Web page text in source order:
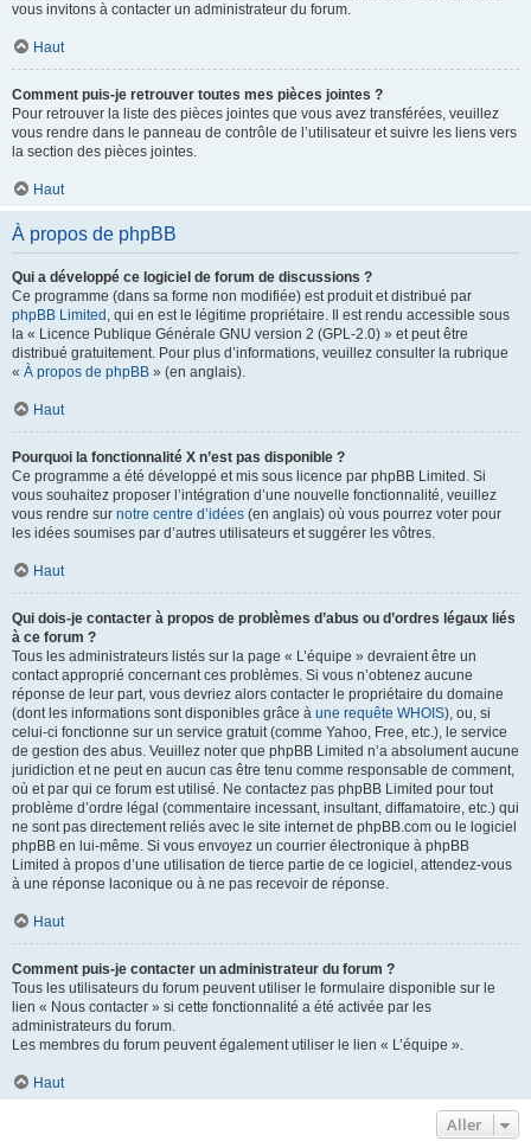
vous invitons à contacter un administrateur du forum.
Haut
Comment puis-je retrouver toutes mes pièces jointes ?
Pour retrouver la liste des pièces jointes que vous avez transférées, veuillez
vous rendre dans le panneau de contrôle de l’utilisateur et suivre les liens vers
la section des pièces jointes.
Haut
À propos de phpBB
Qui a développé ce logiciel de forum de discussions ?
Ce programme (dans sa forme non modifiée) est produit et distribué par
phpBB Limited , qui en est le légitime propriétaire. Il est rendu accessible sous
la « Licence Publique Générale GNU version 2 (GPL-2.0) » et peut être
distribué gratuitement. Pour plus d’informations, veuillez consulter la rubrique
« À propos de phpBB » (en anglais).
Haut
Pourquoi la fonctionnalité X n’est pas disponible ?
Ce programme a été développé et mis sous licence par phpBB Limited. Si
vous souhaitez proposer l’intégration d’une nouvelle fonctionnalité, veuillez
vous rendre sur notre centre d’idées (en anglais) où vous pourrez voter pour
les idées soumises par d’autres utilisateurs et suggérer les vôtres.
Haut
Qui dois-je contacter à propos de problèmes d’abus ou d’ordres légaux liés
à ce forum ?
Tous les administrateurs listés sur la page « L’équipe » devraient être un
contact approprié concernant ces problèmes. Si vous n’obtenez aucune
réponse de leur part, vous devriez alors contacter le propriétaire du domaine
(dont les informations sont disponibles grâce à une requête WHOIS), ou, si
celui-ci fonctionne sur un service gratuit (comme Yahoo, Free, etc.), le service
de gestion des abus. Veuillez noter que phpBB Limited n’a absolument aucune
juridiction et ne peut en aucun cas être tenu comme responsable de comment,
où et par qui ce forum est utilisé. Ne contactez pas phpBB Limited pour tout
problème d’ordre légal (commentaire incessant, insultant, diffamatoire, etc.) qui
ne sont pas directement reliés avec le site internet de phpBB.com ou le logiciel
phpBB en lui-même. Si vous envoyez un courrier électronique à phpBB
Limited à propos d’une utilisation de tierce partie de ce logiciel, attendez-vous
à une réponse laconique ou à ne pas recevoir de réponse.
Haut
Comment puis-je contacter un administrateur du forum ?
Tous les utilisateurs du forum peuvent utiliser le formulaire disponible sur le
lien « Nous contacter » si cette fonctionnalité a été activée par les
administrateurs du forum.
Les membres du forum peuvent également utiliser le lien « L’équipe ».
Haut
Aller